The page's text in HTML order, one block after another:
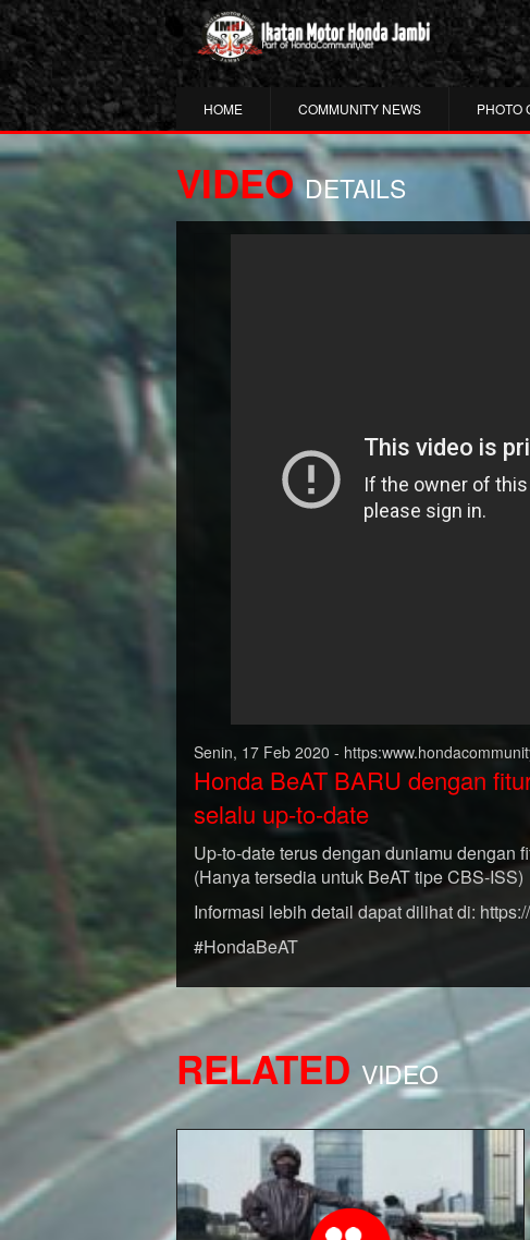
HOME COMMUNITY NEWS PHOTO
VIDEO DETAILS
Senin, 17 Feb 2020 -
Honda BeAT BARU dengan
selalu up-to-date
Up-to-date terus dengan duniamu dengan
(Hanya tersedia untuk BeAT tipe CBS-ISS)
Informasi lebih detail dapat dilihat di:
#HondaBeAT
RELATED VIDEO